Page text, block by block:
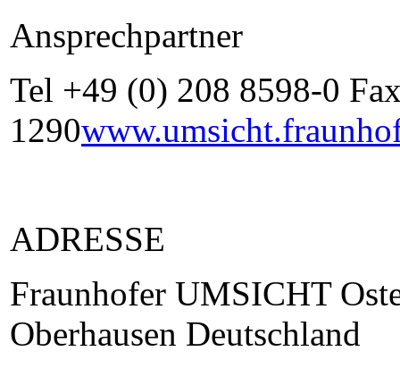
Ansprechpartner
Tel +49 (0) 208 8598-0
1290
ADRESSE
Fraunhofer UMSICHT
Oberhausen Deutschland